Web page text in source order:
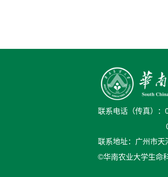
联系电话（传真）：
联系地址：广州市天
©华南农业大学生